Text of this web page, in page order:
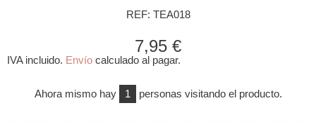
REF: TEA018
7,95 €
IVA incluido. Envío calculado al pagar.
Ahora mismo hay 1 personas visitando el producto.